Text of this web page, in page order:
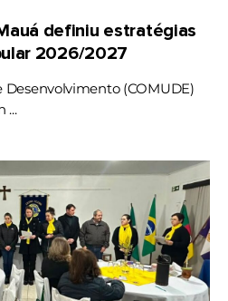
definiu estratégias
2026/2027
(COMUDE)
...